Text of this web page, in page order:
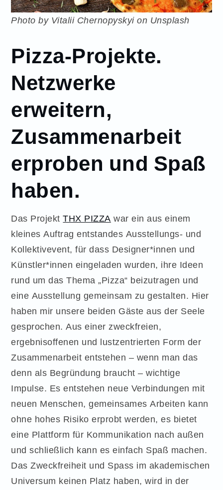
Photo by Vitalii Chernopyskyi on Unsplash
Pizza-Projekte.
Netzwerke
erweitern,
Zusammenarbeit
erproben und Spaß
haben.
Das ProjektTHX PIZZA war ein aus einem
kleines Auftrag entstandes Ausstellungs- und
Kollektivevent, für dass Designer*innen und
Künstler*innen eingeladen wurden, ihre Ideen
rund um das Thema „Pizza“ beizutragen und
eine Ausstellung gemeinsam zu gestalten. Hier
haben mir unsere beiden Gäste aus der Seele
gesprochen. Aus einer zweckfreien,
ergebnisoffenen und lustzentrierten Form der
Zusammenarbeit entstehen – wenn man das
denn als Begründung braucht – wichtige
Impulse. Es entstehen neue Verbindungen mit
neuen Menschen, gemeinsames Arbeiten kann
ohne hohes Risiko erprobt werden, es bietet
eine Plattform für Kommunikation nach außen
und schließlich kann es einfach Spaß machen.
Das Zweckfreiheit und Spass im akademischen
Universum keinen Platz haben, wird in der